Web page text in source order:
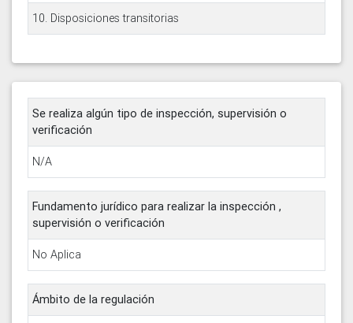
10. Disposiciones transitorias
Se realiza algún tipo de inspección, supervisión o
verificación
N/A
Fundamento jurídico para realizar la inspección ,
supervisión o verificación
No Aplica
Ámbito de la regulación